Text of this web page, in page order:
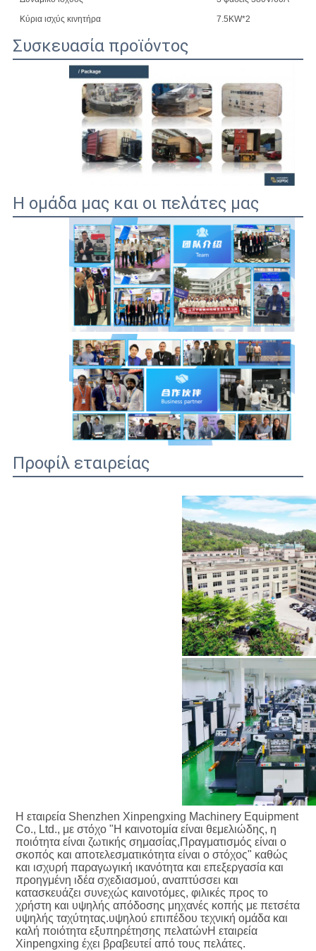
Κύρια ισχύς κινητήρα
7.5KW*2
Συσκευασία προϊόντος
Η ομάδα μας και οι πελάτες μας
Προφίλ εταιρείας
Η εταιρεία Shenzhen Xinpengxing Machinery Equipment
Co., Ltd., με στόχο "Η καινοτομία είναι θεμελιώδης, η
ποιότητα είναι ζωτικής σημασίας,Πραγματισμός είναι ο
σκοπός και αποτελεσματικότητα είναι ο στόχος" καθώς
και ισχυρή παραγωγική ικανότητα και επεξεργασία και
προηγμένη ιδέα σχεδιασμού, αναπτύσσει και
κατασκευάζει συνεχώς καινοτόμες, φιλικές προς το
χρήστη και υψηλής απόδοσης μηχανές κοπής με πετσέτα
υψηλής ταχύτητας.υψηλού επιπέδου τεχνική ομάδα και
καλή ποιότητα εξυπηρέτησης πελατώνΗ εταιρεία
Xinpengxing έχει βραβευτεί από τους πελάτες.